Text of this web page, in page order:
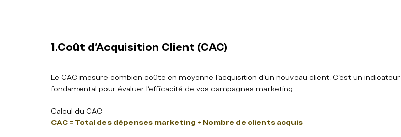
1.Coût d’Acquisition Client (CAC)
Le CAC mesure combien coûte en moyenne l’acquisition d’un nouveau client. C’est un indicateur
fondamental pour évaluer l’efficacité de vos campagnes marketing.
Calcul du CAC
CAC = Total des dépenses marketing ÷ Nombre de clients acquis